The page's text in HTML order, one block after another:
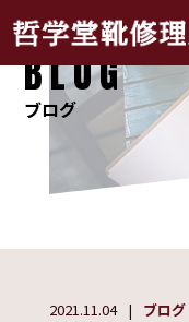
BLOG
ブログ
2021.11.04 ブログ